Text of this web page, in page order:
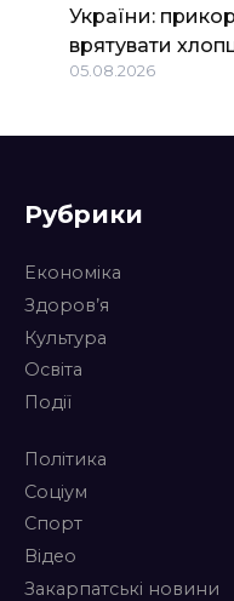
України:
врятувати
05.08.2026
Рубрики
Економіка
Здоров’я
Культура
Освіта
Події
Політика
Соціум
Спорт
Відео
Закарпатські новини